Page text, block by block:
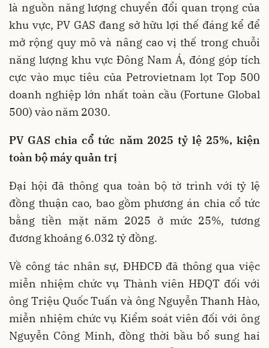
là nguồn năng lượng chuyển đổi quan trọng của
khu vực, PV GAS đang sở hữu lợi thế đáng kể để
mở rộng quy mô và nâng cao vị thế trong chuỗi
năng lượng khu vực Đông Nam Á, đóng góp tích
cực vào mục tiêu của Petrovietnam lọt Top 500
doanh nghiệp lớn nhất toàn cầu (Fortune Global
500) vào năm 2030.
PV GAS chia cổ tức năm 2025 tỷ lệ 25%, kiện
toàn bộ máy quản trị
Đại hội đã thông qua toàn bộ tờ trình với tỷ lệ
đồng thuận cao, bao gồm phương án chia cổ tức
bằng tiền mặt năm 2025 ở mức 25%, tương
đương khoảng 6.032 tỷ đồng.
Về công tác nhân sự, ĐHĐCĐ đã thông qua việc
miễn nhiệm chức vụ Thành viên HĐQT đối với
ông Triệu Quốc Tuấn và ông Nguyễn Thanh Hào,
miễn nhiệm chức vụ Kiểm soát viên đối với ông
Nguyễn Công Minh, đồng thời bầu bổ sung hai